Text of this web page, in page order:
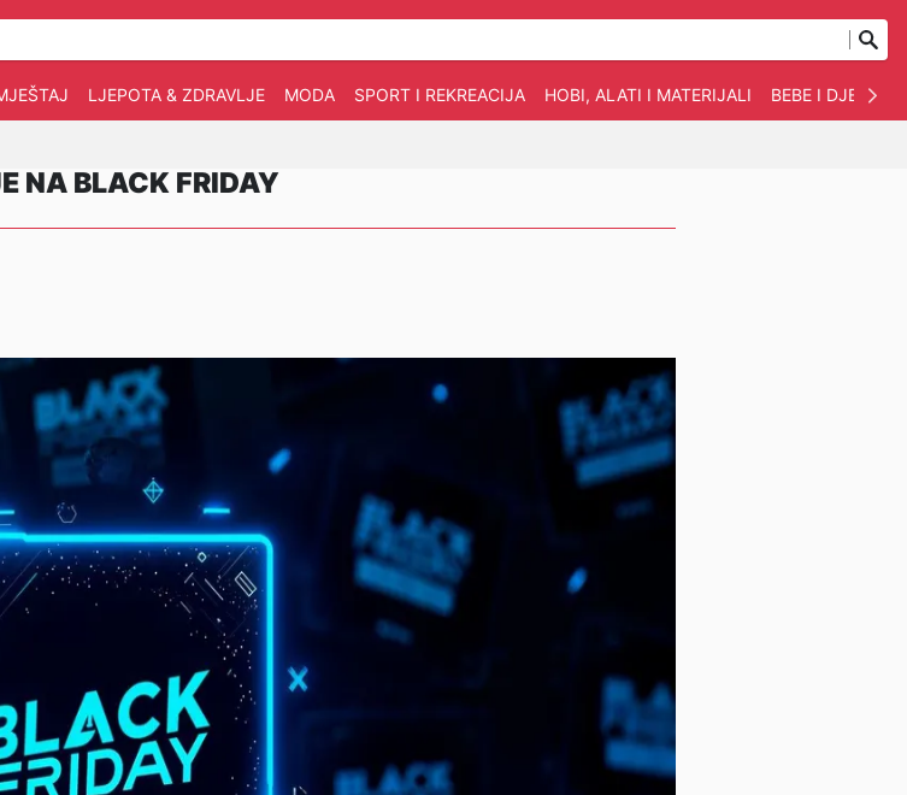
LJEPOTA & ZDRAVLJE MODA SPORT I REKREACIJA HOBI, ALATI I MATERIJALI BEBE I DJECA
NA BLACK FRIDAY